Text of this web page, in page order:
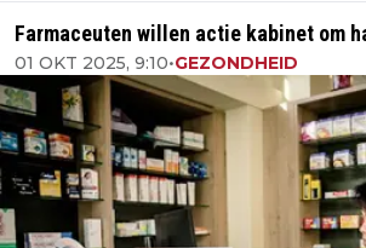
Farmaceuten willen actie kabinet om
01 OKT 2025, 9:10•GEZONDHEID